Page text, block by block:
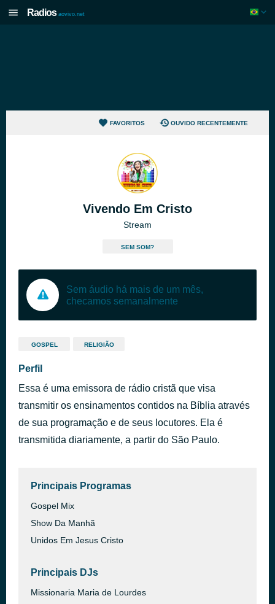
Radios aovivo.net
FAVORITOS OUVIDO RECENTEMENTE
Vivendo Em Cristo
Stream
SEM SOM?
Sem áudio há mais de um mês,
checamos semanalmente
GOSPEL RELIGIÃO
Perfil
Essa é uma emissora de rádio cristã que visa
transmitir os ensinamentos contidos na Bíblia através
de sua programação e de seus locutores. Ela é
transmitida diariamente, a partir do São Paulo.
Principais Programas
Gospel Mix
Show Da Manhã
Unidos Em Jesus Cristo
Principais DJs
Missionaria Maria de Lourdes